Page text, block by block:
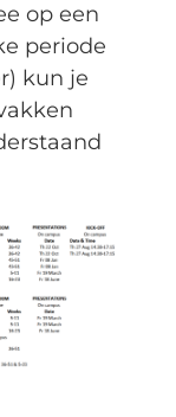
op een
periode
kun je